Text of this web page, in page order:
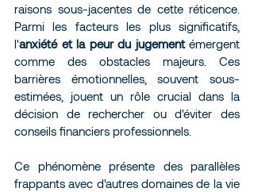
raisons sous-jacentes de cette réticence.
Parmi les facteurs les plus significatifs,
l'anxiété et la peur du jugement émergent
comme des obstacles majeurs. Ces
barrières émotionnelles, souvent sous-
estimées, jouent un rôle crucial dans la
décision de rechercher ou d'éviter des
conseils financiers professionnels.
Ce phénomène présente des parallèles
frappants avec d'autres domaines de la vie